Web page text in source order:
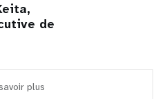
de
plus